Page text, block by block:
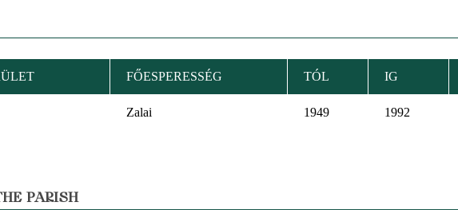
FŐESPERESSÉG TÓL IG
Zalai 1949 1992
PARISH